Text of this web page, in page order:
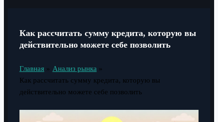
Как рассчитать сумму кредита, которую вы
действительно можете себе позволить
Главная
Анализ рынка
Как рассчитать сумму кредита, которую вы
действительно можете себе позволить